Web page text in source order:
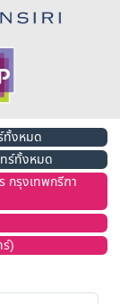
ทั้งหมด
ร์ทั้งหมด
กรุงเทพกรีฑา
)